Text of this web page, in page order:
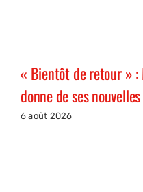
« Bientôt de retour » :
donne de ses nouvelles
6 août 2026